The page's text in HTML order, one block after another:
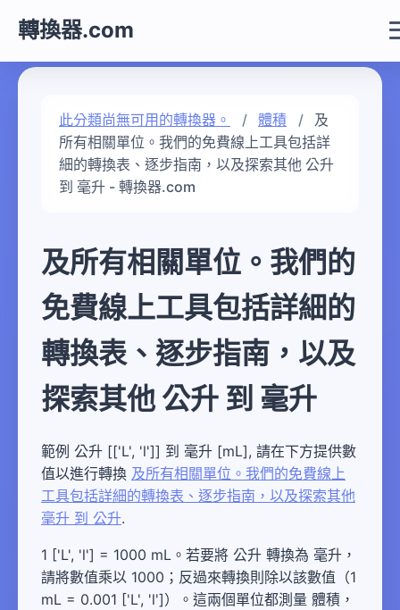
轉換器.com
此分類尚無可用的轉換器。 體積
及
所有相關單位。我們的免費線上工具包括詳
細的轉換表、逐步指南，以及探索其他 公升
到 毫升 - 轉換器.com
及所有相關單位。我們的
免費線上工具包括詳細的
轉換表、逐步指南，以及
探索其他 公升 到 毫升
範例 公升 [['L', 'l']] 到 毫升 [mL], 請在下方提供數
值以進行轉換 及所有相關單位。我們的免費線上
工具包括詳細的轉換表、逐步指南，以及探索其他
毫升 到 公升.
1 ['L', 'l'] = 1000 mL。若要將 公升 轉換為 毫升，
請將數值乘以 1000；反過來轉換則除以該數值（1
mL = 0.001 ['L', 'l']）。這兩個單位都測量 體積，